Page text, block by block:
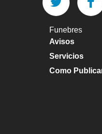
Funebres
Avisos
Servicios
Como